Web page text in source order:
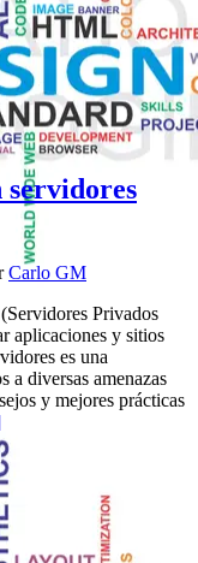
Carlo GM
Privados
aplicaciones y sitios
es una
a diversas amenazas
y mejores prácticas
másMejorando la